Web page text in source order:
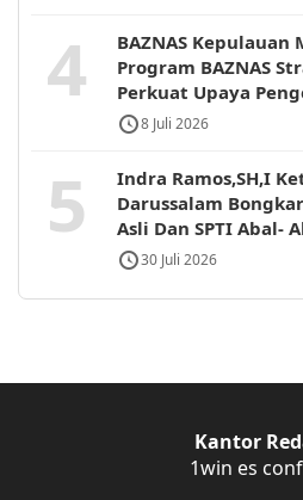
4
BAZNAS
Program BAZNAS
Perkuat Upaya
8 Juli 2026
5
Indra Ramos,SH,I
Darussalam
Asli Dan SPTI Abal-
30 Juli 2026
Kantor
1win es